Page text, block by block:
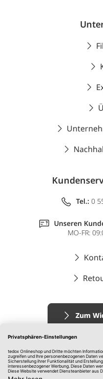
Tel.: 0
Unseren
MO-FR:
Zum